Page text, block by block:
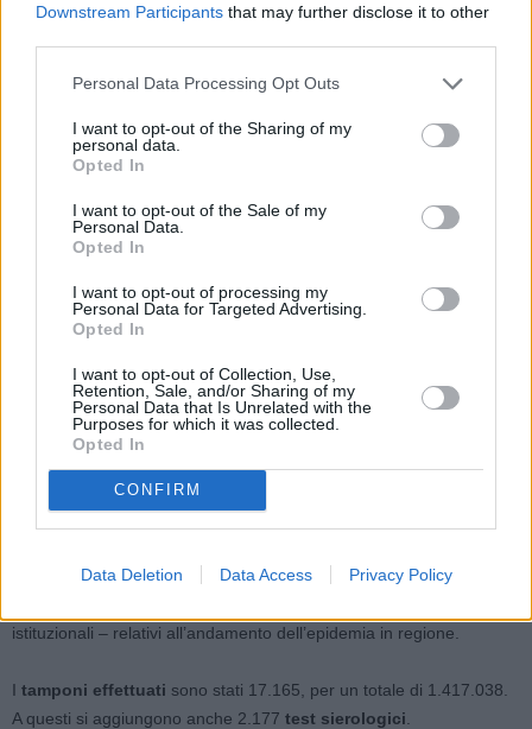
Downstream Participants that may further disclose it to other
Personal Data Processing Opt Outs
I want to opt-out of the Sharing of my
personal data.
Opted In
I want to opt-out of the Sale of my
Personal Data.
Opted In
I want to opt-out of processing my
Personal Data for Targeted Advertising.
Opted In
I want to opt-out of Collection, Use,
Retention, Sale, and/or Sharing of my
Personal Data that Is Unrelated with the
Purposes for which it was collected.
Opted In
CONFIRM
Data Deletion Data Access Privacy Policy
all’attività di contact tracing, 2 attraverso gli screening pre-ricovero
e 2 perché hanno eseguito in autonomia i test.
Sui 26 nuovi casi nel territorio di
tampone per presenza di sintomi, 10 sono stati individuati
nell’ambito delle attività di contact tracing, 2 sono stati diagnosticati
al ritorno dall’estero (Polonia e Albania i paesi di rientro), 2 durante
gli screening ospedalieri, 3 durante i controlli sui luoghi di lavoro.
per presenza di sintomi, 3 sono stati individuati nell’ambito delle
attività di contact tracing, 1 grazie ai controlli pre-ricovero, 2 al
ritorno dall’estero (Tunisia).
, su 14 nuovi positivi, 9 sono contatti di casi già noti, 2 sono
istituzionali – relativi all’andamento dell’epidemia in regione.
I tamponi effettuati sono stati 17.165, per un totale di 1.417.038.
A questi si aggiungono anche 2.177 test sierologici